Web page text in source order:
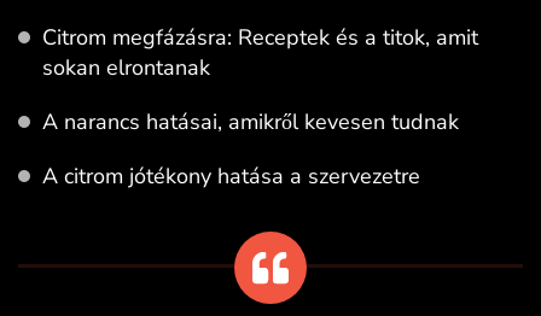
Citrom megfázásra: Receptek és a titok, amit
sokan elrontanak
A narancs hatásai, amikről kevesen tudnak
A citrom jótékony hatása a szervezetre